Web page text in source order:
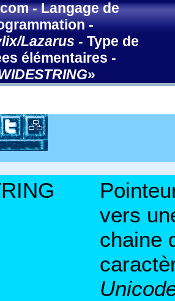
-Langage de
-
Lazarus - Type de
élémentaires -
»
vers
chaine